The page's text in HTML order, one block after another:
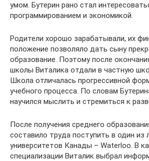
умом. Бутерин рано стал
программированием и экономикой.
Родители хорошо зарабатывали, их
положение позволяло дать сыну
образование. Поэтому после
школы Виталика отдали в частную
Школа отличалась прогрессивной
учебного процесса. По словам
научился мыслить и стремиться к
После получения среднего
составило труда поступить в один из
университетов Канады – Waterloo. В
специализации Виталик выбрал